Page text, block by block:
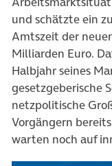
und schätzte ein
Amtszeit der
Milliarden Euro.
Halbjahr seines
gesetzgeberische
netzpolitische
Vorgängern
warten noch auf